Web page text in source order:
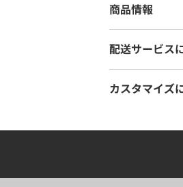
商品情報
ル、 ペアー、
表示価格は
らEU61ま
の選択、ま
配送サービス
しています。長
ご注文商品の追
カスタマイズ
きましては、デ
ズにも対応し
ダントは、ダ